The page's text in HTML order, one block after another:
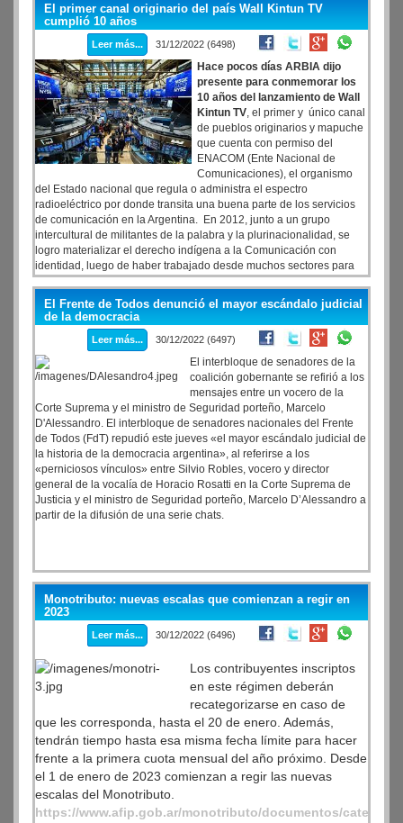
El primer canal originario del país Wall Kintun TV
cumplió 10 años
Leer más... 31/12/2022 (6498)
Hace pocos días ARBIA dijo
presente para conmemorar los
10 años del lanzamiento de Wall
Kintun TV, el primer y único canal
de pueblos originarios y mapuche
que cuenta con permiso del
ENACOM (Ente Nacional de
Comunicaciones), el organismo
del Estado nacional que regula o administra el espectro
radioeléctrico por donde transita una buena parte de los servicios
de comunicación en la Argentina. En 2012, junto a un grupo
intercultural de militantes de la palabra y la plurinacionalidad, se
logro materializar el derecho indígena a la Comunicación con
identidad, luego de haber trabajado desde muchos sectores para
incidir su inclusión en la Ley de Servicios de Comunicación
Audiovisual.
El Frente de Todos denunció el mayor escándalo judicial
de la democracia
Leer más... 30/12/2022 (6497)
El interbloque de senadores de la
coalición gobernante se refirió a los
mensajes entre un vocero de la
Corte Suprema y el ministro de Seguridad porteño, Marcelo
D'Alessandro. El interbloque de senadores nacionales del Frente
de Todos (FdT) repudió este jueves «el mayor escándalo judicial de
la historia de la democracia argentina», al referirse a los
«perniciosos vínculos» entre Silvio Robles, vocero y director
general de la vocalía de Horacio Rosatti en la Corte Suprema de
Justicia y el ministro de Seguridad porteño, Marcelo D’Alessandro a
partir de la difusión de una serie chats.
Monotributo: nuevas escalas que comienzan a regir en
2023
Leer más... 30/12/2022 (6496)
Los contribuyentes inscriptos
en este régimen deberán
recategorizarse en caso de
que les corresponda, hasta el 20 de enero. Además,
tendrán tiempo hasta esa misma fecha límite para hacer
frente a la primera cuota mensual del año próximo. Desde
el 1 de enero de 2023 comienzan a regir las nuevas
escalas del Monotributo.
https://www.afip.gob.ar/monotributo/documentos/